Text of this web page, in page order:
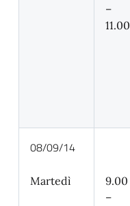
–
11.00
08/09/14
Martedì
9.00
–